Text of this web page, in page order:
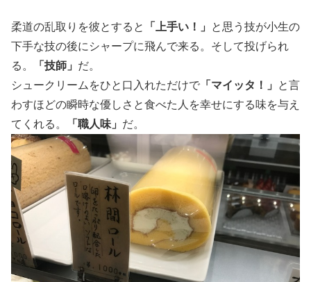
柔道の乱取りを彼とすると 「上手い！」
と思う技が小生の
下手な技の後にシャープに飛んで来る。そして投げられ
る。
「技師」 だ。
シュークリームをひと口入れただけで 「マイッタ！」
と言
わすほどの瞬時な優しさと食べた人を幸せにする味を与え
てくれる。
「職人味」 だ。